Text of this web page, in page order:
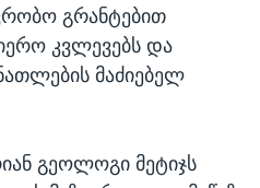
გრანტებით
კვლევებს და
მაძიებელ
გეოლოგი მეტიჯს